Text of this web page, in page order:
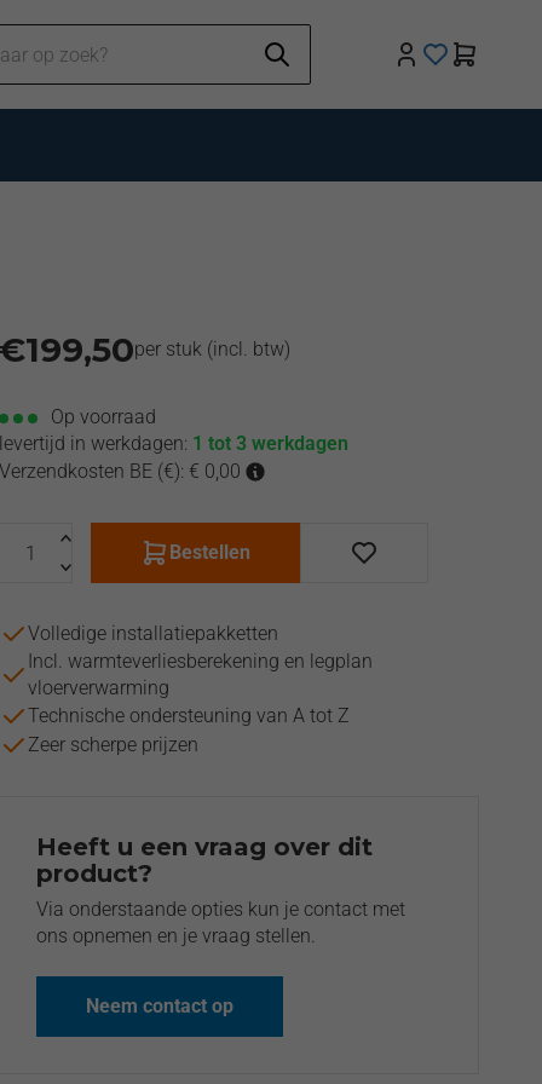
€199,50per stuk (incl. btw)
Op voorraad
levertijd in werkdagen: 1 tot 3 werkdagen
Verzendkosten BE (€): € 0,00
Bestellen
Volledige installatiepakketten
Incl. warmteverliesberekening en legplan
vloerverwarming
Technische ondersteuning van A tot Z
Zeer scherpe prijzen
Heeft u een vraag over dit
product?
Via onderstaande opties kun je contact met
ons opnemen en je vraag stellen.
Neem contact op